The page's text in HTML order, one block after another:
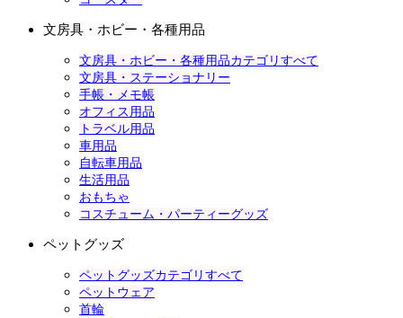
文房具・ホビー・各種用品
文房具・ホビー・各種用品カテゴリすべて
文房具・ステーショナリー
手帳・メモ帳
オフィス用品
トラベル用品
車用品
自転車用品
生活用品
おもちゃ
コスチューム・パーティーグッズ
ペットグッズ
ペットグッズカテゴリすべて
ペットウェア
首輪